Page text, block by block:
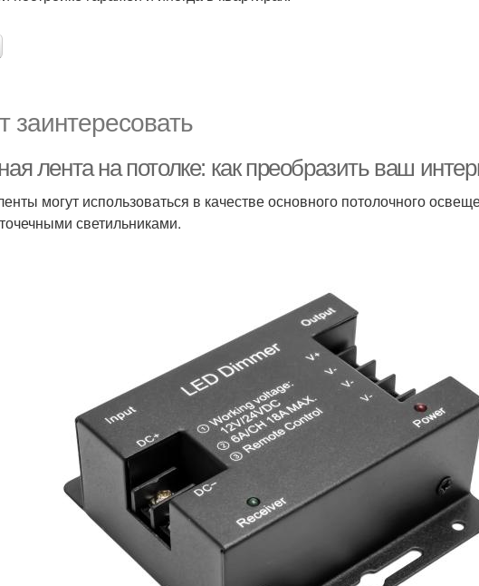
заинтересовать
лента на потолке: как преобразить ваш
могут использоваться в качестве основного потолочного
светильниками.